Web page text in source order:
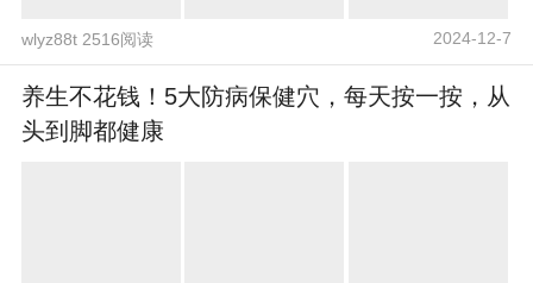
wlyz88t 2516阅读 2024-12-7
养生不花钱！5大防病保健穴，每天按一按，从
头到脚都健康